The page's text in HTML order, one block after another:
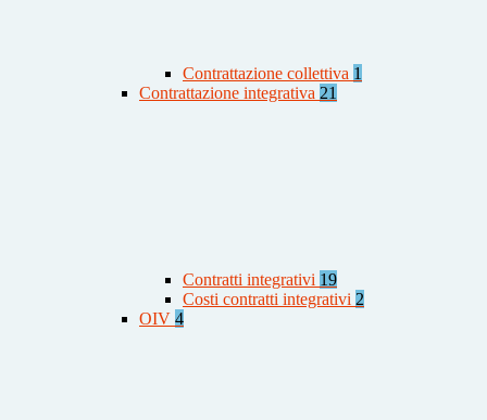
Contrattazione collettiva 1
Contrattazione integrativa 21
Contratti integrativi 19
Costi contratti integrativi 2
OIV 4